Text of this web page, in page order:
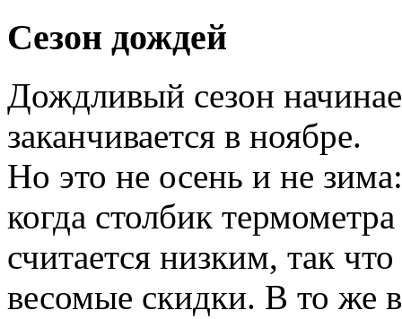
Сезон дождей
Дождливый сезон
заканчивается в ноябре.
Но это не осень и не
когда столбик
считается низким, так
весомые скидки. В то же